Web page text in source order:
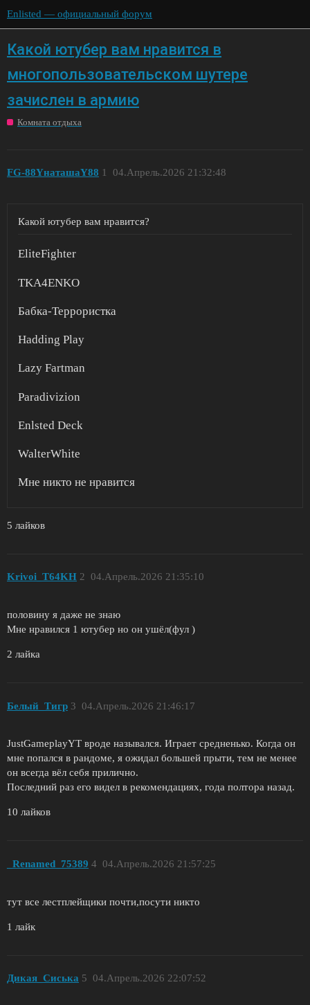
Enlisted — официальный форум
Какой ютубер вам нравится в
многопользовательском шутере
зачислен в армию
Комната отдыха
FG-88YнаташаY88 04.Апрель.2026 21:32:48
1
Какой ютубер вам нравится?
EliteFighter
TKA4ENKO
Бабка-Террористка
Hadding Play
Lazy Fartman
Paradivizion
Enlsted Deck
WalterWhite
Мне никто не нравится
5 лайков
Krivoi_T64KH 04.Апрель.2026 21:35:10
2
половину я даже не знаю
Мне нравился 1 ютубер но он ушёл(фул )
2 лайка
Белый_Tигр 04.Апрель.2026 21:46:17
3
JustGameplayYT вроде назывался. Играет средненько. Когда он
мне попался в рандоме, я ожидал большей прыти, тем не менее
он всегда вёл себя прилично.
Последний раз его видел в рекомендациях, года полтора назад.
10 лайков
_Renamed_75389 04.Апрель.2026 21:57:25
4
тут все лестплейщики почти,посути никто
1 лайк
Дикая_Сиська 04.Апрель.2026 22:07:52
5